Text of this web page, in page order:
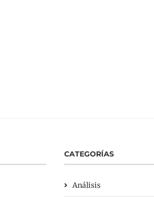
CATEGORÍAS
Análisis